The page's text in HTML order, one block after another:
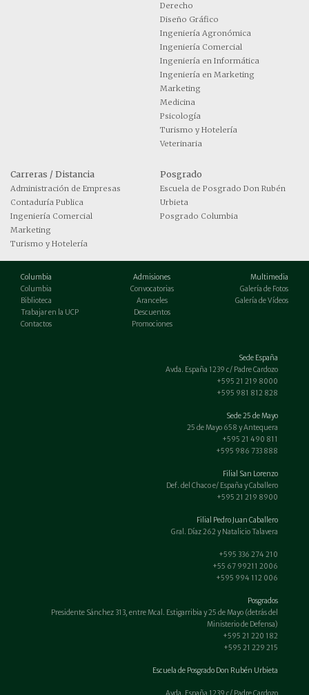
Derecho
Diseño Gráfico
Ingeniería Agronómica
Ingeniería Comercial
Ingeniería en Informática
Ingeniería en Marketing
Marketing
Medicina
Psicología
Turismo y Hotelería
Veterinaria
Carreras / Distancia
Administración de Empresas
Contaduría Publica
Ingeniería Comercial
Marketing
Turismo y Hotelería
Posgrado
Escuela de Posgrado Don Rubén
Urbieta
Posgrado Columbia
Columbia
Columbia
Biblioteca
Trabajar en la UCP
Contactos
Admisiones
Convocatorias
Aranceles
Descuentos
Promociones
Multimedia
Galería de Fotos
Galería de Vídeos
Sede España
Avda. España 1239 c/ Padre Cardozo
+595 21 219 8000
+595 981 812 828
Sede 25 de Mayo
25 de Mayo 658 y Antequera
+595 21 490 811
+595 986 733 888
Filial San Lorenzo
Def. del Chaco e/ España y Caballero
+595 21 219 8900
Filial Pedro Juan Caballero
Gral. Díaz 262 y Natalicio Talavera
+595 336 274 210
+55 67 99211 2006
+595 994 112 006
Posgrados
Presidente Sánchez 313, entre Mcal. Estigarribia y 25 de Mayo (detrás del
Ministerio de Defensa)
+595 21 220 182
+595 21 229 215
Escuela de Posgrado Don Rubén Urbieta